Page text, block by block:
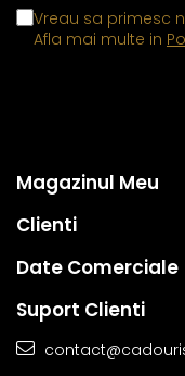
Vreau sa primesc
Afla mai multe in
Magazinul Meu
Clienti
Date Comerciale
Suport Clienti